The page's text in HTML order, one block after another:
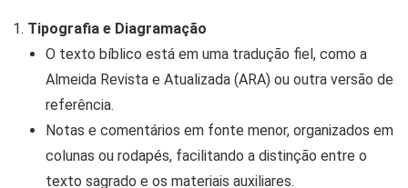
Tipografia e Diagramação
O texto bíblico está em uma tradução fiel, como a
Almeida Revista e Atualizada (ARA) ou outra versão de
referência.
Notas e comentários em fonte menor, organizados em
colunas ou rodapés, facilitando a distinção entre o
texto sagrado e os materiais auxiliares.